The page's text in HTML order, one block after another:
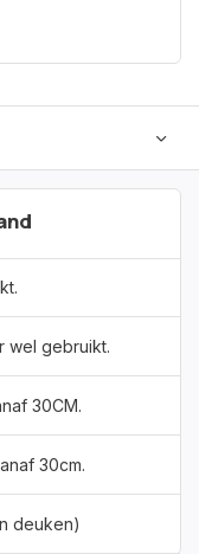
wel gebruikt.
30CM.
30cm.
deuken)